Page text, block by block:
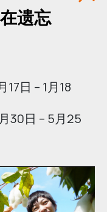
遗忘
17日 – 1月18
30日 – 5月25